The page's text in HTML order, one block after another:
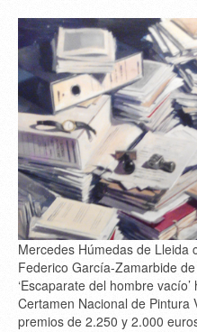
Mercedes Húmedas de Lleida
Federico García-Zamarbide
‘Escaparate del hombre
Certamen Nacional de Pintura
premios de 2.250 y 2.000